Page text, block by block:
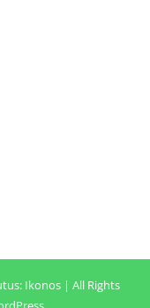
Ikonos| All Rights